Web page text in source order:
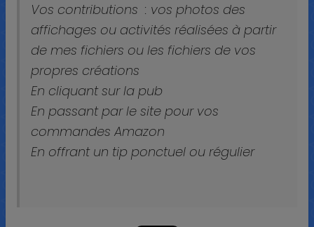
Vos contributions : vos photos des
affichages ou activités réalisées à partir
de mes fichiers ou les fichiers de vos
propres créations
En cliquant sur la pub
En passant par le site pour vos
commandes Amazon
En offrant un tip ponctuel ou régulier